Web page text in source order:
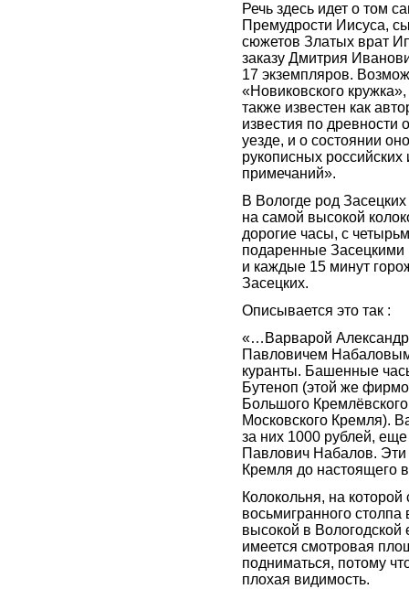
Речь здесь идет о том
Премудрости Иисуса,
сюжетов Златых врат
заказу Дмитрия
17 экземпляров.
«Новиковского
также известен как
известия по древности
уезде, и о состоянии
рукописных
примечаний».
В Вологде род
на самой высокой
дорогие часы, с
подаренные Засецкими
и каждые 15 минут
Засецких.
Описывается это так :
«…Варварой
Павловичем
куранты. Башенные
Бутеноп (этой же
Большого
Московского Кремля).
за них 1000 рублей,
Павлович Набалов. Эти
Кремля до настоящего
Колокольня, на
восьмигранного
высокой в Вологодской
имеется смотровая
подниматься, потому
плохая видимость.